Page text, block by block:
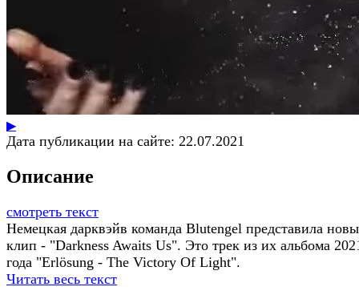
▶
Дата публикации на сайте: 22.07.2021
Описание
смотреть текст
Немецкая дарквэйв команда Blutengel представила
клип - "Darkness Awaits Us". Это трек из их альбома
года "Erlösung - The Victory Of Light".
Читать весь текст